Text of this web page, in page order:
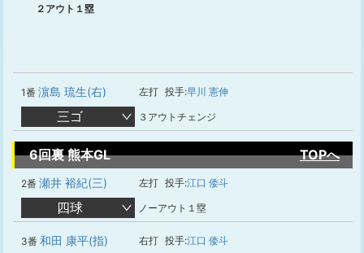
２アウト１塁
1番 濵島 琉生(右) 左打 投手:早川 憲伸
三ゴ ３アウトチェンジ
6回裏 熊本GL TOPへ
2番 瀬井 裕紀(三) 左打 投手:江口 倭斗
四球 ノーアウト１塁
3番 和田 康平(指) 右打 投手:江口 倭斗